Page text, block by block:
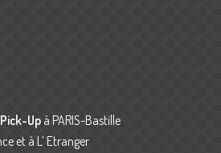
Up à PARIS-Bastille
et à L’ Etranger